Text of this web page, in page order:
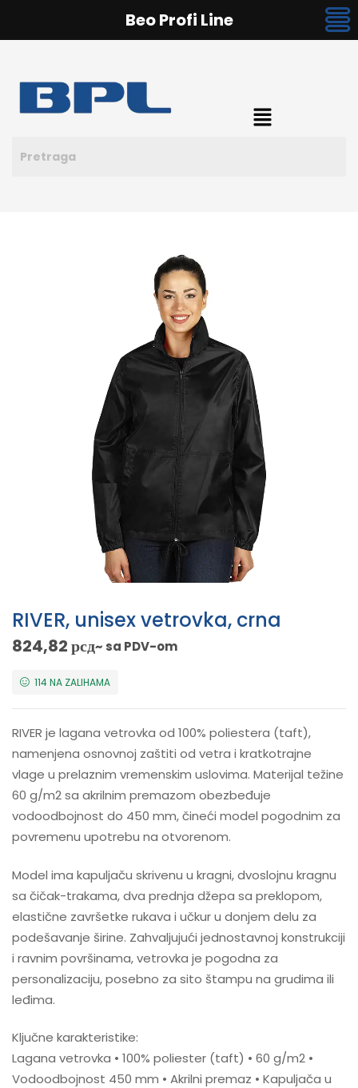
RIVER, unisex vetrovka, crna
824,82рсд~ sa PDV-om
114 NA ZALIHAMA
RIVER je lagana vetrovka od 100% poliestera (taft),
namenjena osnovnoj zaštiti od vetra i kratkotrajne
vlage u prelaznim vremenskim uslovima. Materijal težine
60 g/m2 sa akrilnim premazom obezbeđuje
vodoodbojnost do 450 mm, čineći model pogodnim za
povremenu upotrebu na otvorenom.
Model ima kapuljaču skrivenu u kragni, dvoslojnu kragnu
sa čičak-trakama, dva prednja džepa sa preklopom,
elastične završetke rukava i učkur u donjem delu za
podešavanje širine. Zahvaljujući jednostavnoj konstrukciji
i ravnim površinama, vetrovka je pogodna za
personalizaciju, posebno za sito štampu na grudima ili
leđima.
Ključne karakteristike:
Lagana vetrovka • 100% poliester (taft) • 60 g/m2 •
Vodoodbojnost 450 mm • Akrilni premaz • Kapuljača u
Beo Profi Line